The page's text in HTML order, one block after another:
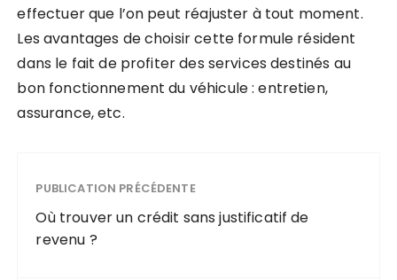
effectuer que l’on peut réajuster à tout moment.
Les avantages de choisir cette formule résident
dans le fait de profiter des services destinés au
bon fonctionnement du véhicule : entretien,
assurance, etc.
PUBLICATION PRÉCÉDENTE
Où trouver un crédit sans justificatif de
revenu ?